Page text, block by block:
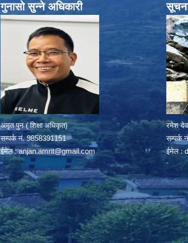
गुनासो सुन्ने अधिकारी
अमृत पुन ( शिक्षा अधिकृत)
सम्पर्क न‌ं. 9858391151
ईमेल :anjan.amrit@gmail.com
रमेश
सम्पर्क
ईमेल :